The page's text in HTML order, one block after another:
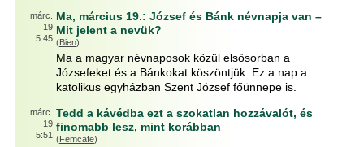
márc.
19
5:45
Ma, március 19.: József és Bánk névnapja van –
Mit jelent a nevük?
(Bien)
Ma a magyar névnaposok közül elsősorban a
Józsefeket és a Bánkokat köszöntjük. Ez a nap a
katolikus egyházban Szent József főünnepe is.
márc.
19
5:51
Tedd a kávédba ezt a szokatlan hozzávalót, és
finomabb lesz, mint korábban
(Femcafe)